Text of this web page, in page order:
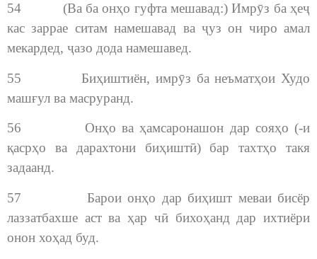
54 (Ва ба онҳо гуфта мешавад:) Имрӯз ба ҳеҷ
кас заррае ситам намешавад ва ҷуз он чиро амал
мекардед, ҷазо дода намешавед.
55 Биҳиштиён, имрӯз ба неъматҳои Худо
машғул ва масруранд.
56 Онҳо ва ҳамсаронашон дар сояҳо (-и
қасрҳо ва дарахтони биҳиштӣ) бар тахтҳо такя
задаанд.
57 Барои онҳо дар биҳишт меваи бисёр
лаззатбахше аст ва ҳар чӣ бихоҳанд дар ихтиёри
онон хоҳад буд.